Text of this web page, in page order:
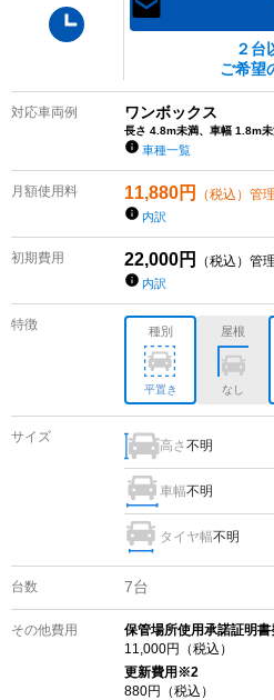
２台
ご希望
対応車両例 ワンボックス
長さ 4.8m未満、車幅 1.8m
車種一覧
月額使用料 11,880円 （税込）管
内訳
初期費用 22,000円 （税込）管
内訳
特徴 種別
平置き
屋根
なし
サイズ
高さ不明
車幅不明
タイヤ幅不明
台数 7台
その他費用
保管場所使用承諾証明
11,000円（税込）
更新費用 ※2
880円（税込）